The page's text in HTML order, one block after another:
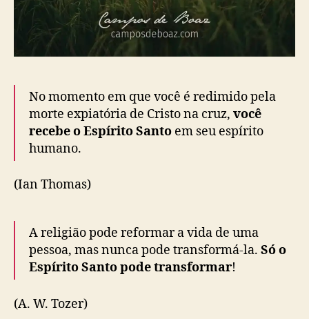
No momento em que você é redimido pela
morte expiatória de Cristo na cruz, você
recebe o Espírito Santo em seu espírito
humano.
(Ian Thomas)
A religião pode reformar a vida de uma
pessoa, mas nunca pode transformá-la. Só o
Espírito Santo pode transformar!
(A. W. Tozer)